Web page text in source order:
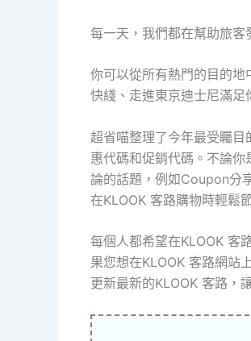
每一天，我們都在幫助旅客
你可以從所有熱門的目的
快綫、走進東京迪士尼滿
超省喵整理了今年最受矚
惠代碼和促銷代碼。不論
論的話題，例如Coupon分
在KLOOK 客路購物時輕鬆
每個人都希望在KLOOK 客
果您想在KLOOK 客路網站
更新最新的KLOOK 客路，